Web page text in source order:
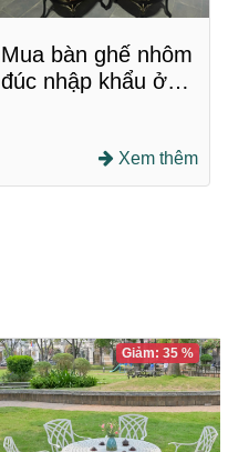
Mua bàn ghế nhôm
đúc nhập khẩu ở
Xem thêm
Giảm: 35 %